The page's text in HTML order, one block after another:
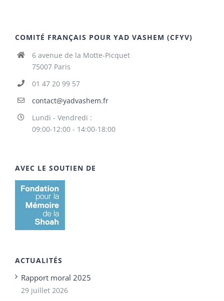
COMITÉ FRANÇAIS POUR YAD VASHEM (CFYV)
6 avenue de la Motte-Picquet
75007 Paris
01 47 20 99 57
contact@yadvashem.fr
Lundi - Vendredi :
09:00-12:00 - 14:00-18:00
AVEC LE SOUTIEN DE
ACTUALITÉS
Rapport moral 2025
29 juillet 2026